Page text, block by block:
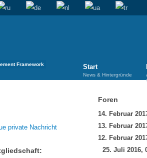
Framework Start
News & Hintergründe
Foren
25. Juli 2016,